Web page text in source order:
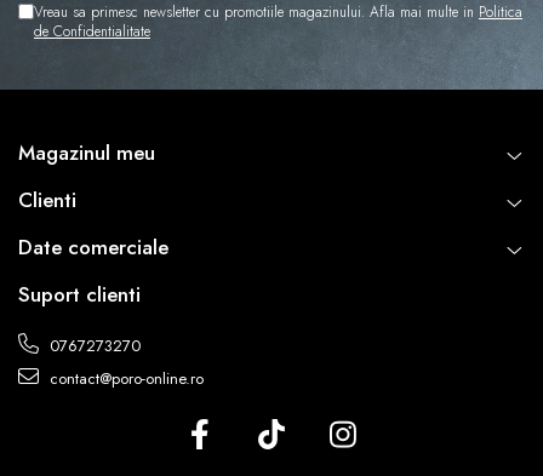
Vreau sa primesc newsletter cu promotiile magazinului. Afla mai multe in Politica
de Confidentialitate
Magazinul meu
Clienti
Date comerciale
Suport clienti
0767273270
contact@poro-online.ro